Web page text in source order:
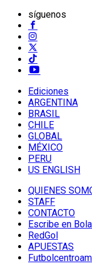
síguenos
Ediciones
ARGENTINA
BRASIL
CHILE
GLOBAL
MÉXICO
PERU
US ENGLISH
QUIENES
STAFF
CONTACTO
Escribe en
RedGol
APUESTAS